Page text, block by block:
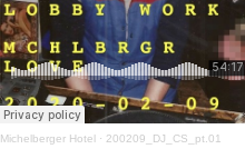
Michelberger Hotel · 200209_DJ_CS_pt.01